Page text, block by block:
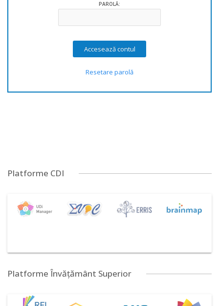
PAROLĂ:
Resetare parolă
Platforme CDI
Platforme Învățământ Superior